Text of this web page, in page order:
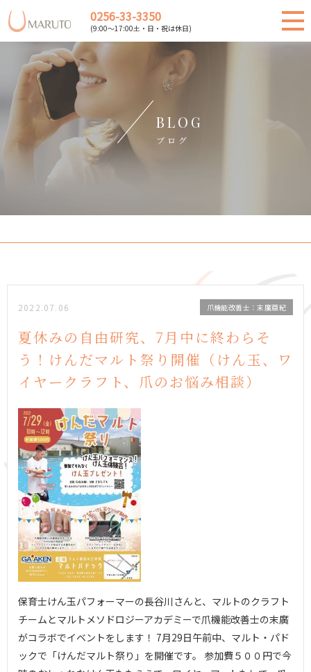
0256-33-3350
(9:00～17:00土・日・祝は休日)
BLOG
ブログ
2022.07.06 爪機能改善士：末廣亜紀
夏休みの自由研究、7月中に終わらそ
う！けんだマルト祭り開催（けん玉、ワ
イヤークラフト、爪のお悩み相談）
保育士けん玉パフォーマーの長谷川さんと、マルトのクラフト
チームとマルトメソドロジーアカデミーで爪機能改善士の末廣
がコラボでイベントをします！ 7月29日午前中、マルト・パド
ックで「けんだマルト祭り」を開催です。 参加費５００円で今